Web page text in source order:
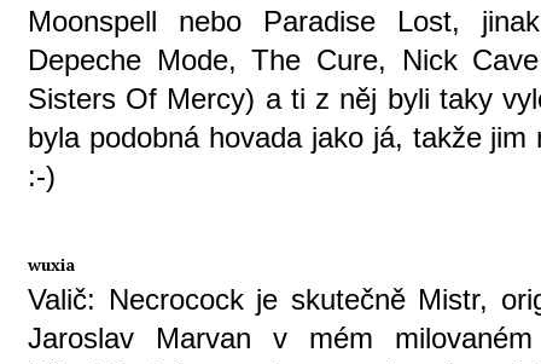
Moonspell nebo Paradise Lost,
Depeche Mode, The Cure, Nick
Sisters Of Mercy) a ti z něj byli taky
byla podobná hovada jako já, takže
:-)
wuxia
Valič: Necrocock je skutečně Mistr,
Jaroslav Marvan v mém